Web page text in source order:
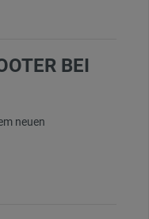
BEI
neuen